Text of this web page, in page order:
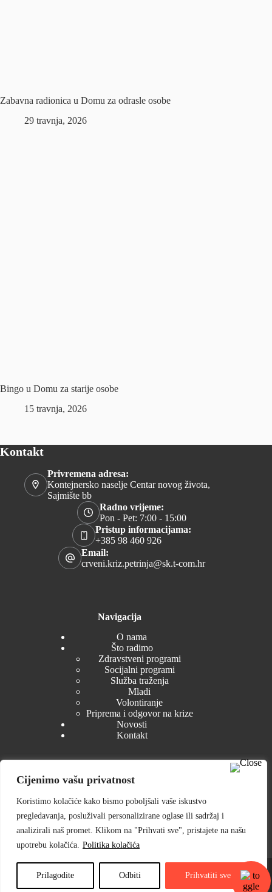
Cijenimo vašu privatnost
Koristimo kolačiće kako bismo poboljšali vaše iskustvo
pregledavanja, posluživali personalizirane oglase ili sadržaj i
analizirali naš promet. Klikom na "Prihvati sve", pristajete na našu
upotrebu kolačića. Politika kolačića
Prilagodite Odbiti Prihvatiti sve
Zabavna radionica u Domu za odrasle osobe
29 travnja, 2026
Bingo u Domu za starije osobe
15 travnja, 2026
Kontakt
Privremena adresa:
Kontejnersko naselje Centar novog života,
Sajmište bb
Radno vrijeme:
Pon - Pet: 7:00 - 15:00
Pristup informacijama:
+385 98 460 926
Email:
crveni.kriz.petrinja@sk.t-com.hr
Navigacija
O nama
Što radimo
Zdravstveni programi
Socijalni programi
Služba traženja
Mladi
Volontiranje
Priprema i odgovor na krize
Novosti
Kontakt
Zakonski akti
Tijela GDCK Petrinja
Izvješća i planovi
Nabava
Pristup informacijama
© 2025 Gradsko društvo Crvenog križa Petrinja ⎟ Web dizajn
WEBSTYLE